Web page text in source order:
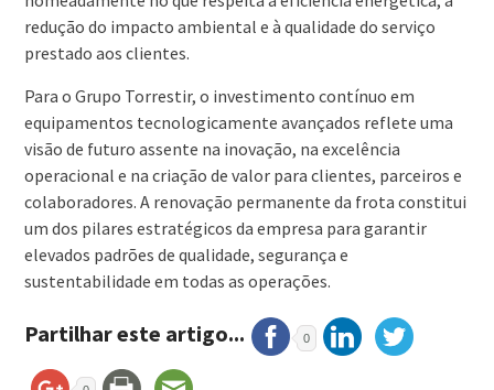
redução do impacto ambiental e à qualidade do serviço
prestado aos clientes.
Para o Grupo Torrestir, o investimento contínuo em
equipamentos tecnologicamente avançados reflete uma
visão de futuro assente na inovação, na excelência
operacional e na criação de valor para clientes, parceiros e
colaboradores. A renovação permanente da frota constitui
um dos pilares estratégicos da empresa para garantir
elevados padrões de qualidade, segurança e
sustentabilidade em todas as operações.
Partilhar este artigo... 0